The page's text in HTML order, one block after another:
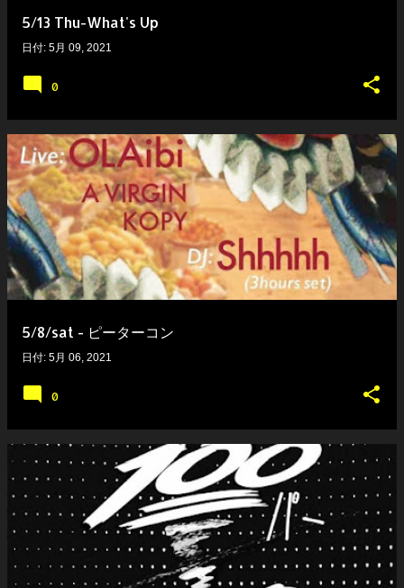
5/13 Thu-What's Up
日付: 5月 09, 2021
0
5/8/sat - ピーターコン
日付: 5月 06, 2021
0